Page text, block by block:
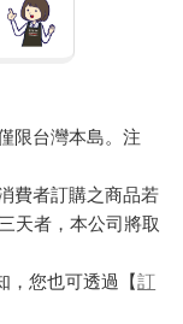
限台灣本島。注
費者訂購之商品若
天者，本公司將取
，您也可透過【訂